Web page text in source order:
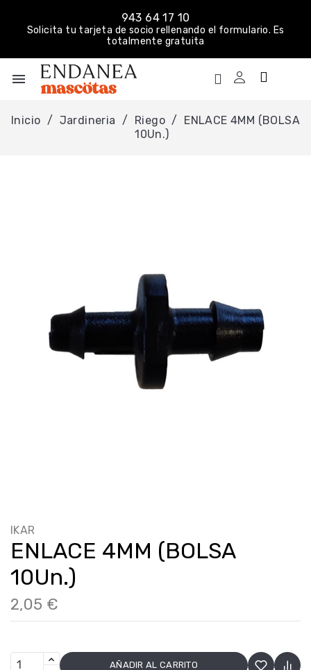
943 64 17 10
Solicita tu tarjeta de socio rellenando el formulario. Es
totalmente gratuita
menu
Inicio Jardineria Riego
ENLACE 4MM (BOLSA
10Un.)
IKAR
ENLACE 4MM (BOLSA
10Un.)
2,05 €
AÑADIR AL CARRITO